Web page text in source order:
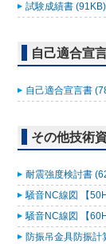
試験成績書 (91KB)
自己適合宣
自己適合宣言書
その他技術
耐震強度検討書
騒音NC線図 【
騒音NC線図 【
防振吊金具防振計